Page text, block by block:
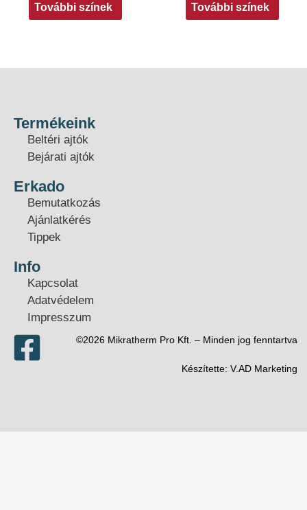
További színek További színek
Termékeink
Beltéri ajtók
Bejárati ajtók
Erkado
Bemutatkozás
Ajánlatkérés
Tippek
Info
Kapcsolat
Adatvédelem
Impresszum
©2026 Mikratherm Pro Kft. – Minden jog fenntartva​
Készítette: V.AD Marketing